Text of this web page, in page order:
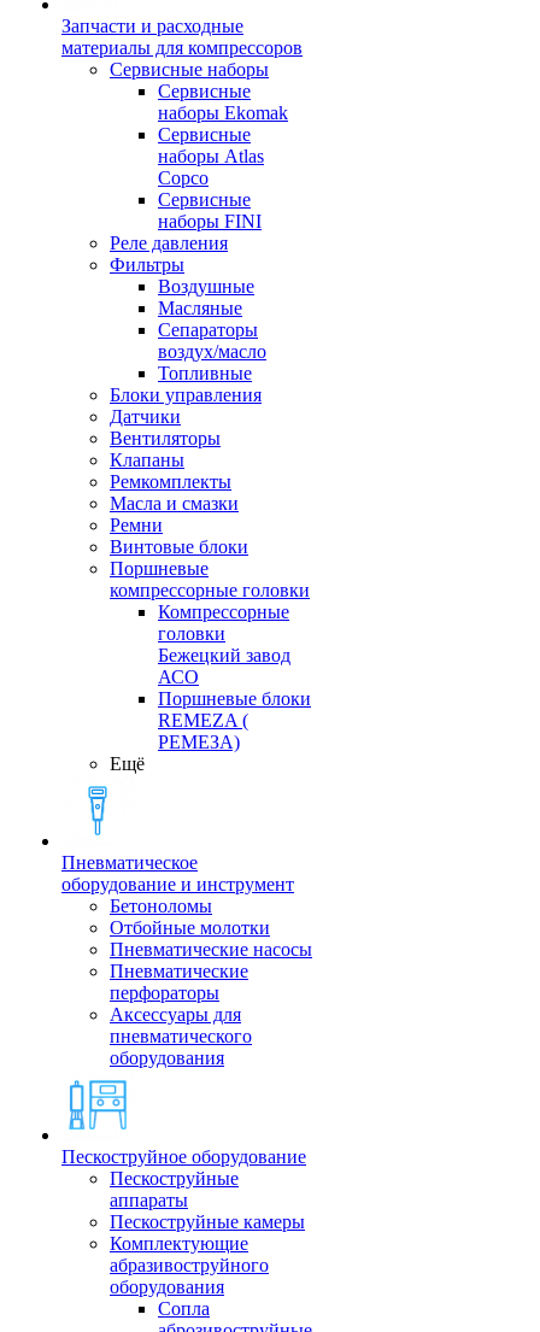
Запчасти и расходные
материалы для компрессоров
Cервисные наборы
Сервисные
наборы Ekomak
Cервисные
наборы Atlas
Copco
Сервисные
наборы FINI
Реле давления
Фильтры
Воздушные
Масляные
Сепараторы
воздух/масло
Топливные
Блоки управления
Датчики
Вентиляторы
Клапаны
Ремкомплекты
Масла и смазки
Ремни
Винтовые блоки
Поршневые
компрессорные головки
Компрессорные
головки
Бежецкий завод
АСО
Поршневые блоки
REMEZA (
РЕМЕЗА)
Ещё
Пневматическое
оборудование и инструмент
Бетоноломы
Отбойные молотки
Пневматические насосы
Пневматические
перфораторы
Аксессуары для
пневматического
оборудования
Пескоструйное оборудование
Пескоструйные
аппараты
Пескоструйные камеры
Комплектующие
абразивоструйного
оборудования
Сопла